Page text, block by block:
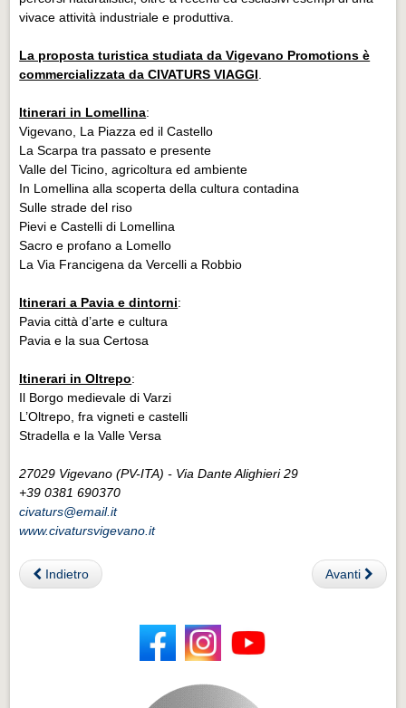
vivace attività industriale e produttiva.
La proposta turistica studiata da Vigevano Promotions è
commercializzata da CIVATURS VIAGGI
Itinerari in Lomellina:
Vigevano, La Piazza ed il Castello
La Scarpa tra passato e presente
Valle del Ticino, agricoltura ed ambiente
In Lomellina alla scoperta della cultura contadina
Sulle strade del riso
Pievi e Castelli di Lomellina
Sacro e profano a Lomello
La Via Francigena da Vercelli a Robbio
Itinerari a Pavia e dintorni:
Pavia città d’arte e cultura
Pavia e la sua Certosa
Itinerari in Oltrepo:
Il Borgo medievale di Varzi
L’Oltrepo, fra vigneti e castelli
Stradella e la Valle Versa
27029 Vigevano (PV-ITA) - Via Dante Alighieri 29
+39 0381 690370
civaturs@email.it
www.civatursvigevano.it
Indietro Avanti